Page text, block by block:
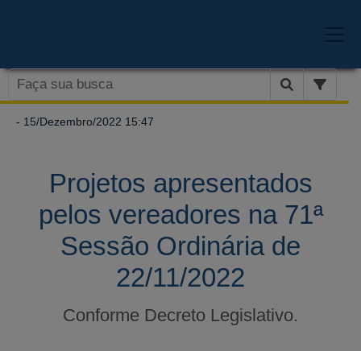
- 15/Dezembro/2022 15:47
Projetos apresentados
pelos vereadores na 71ª
Sessão Ordinária de
22/11/2022
Conforme Decreto Legislativo.